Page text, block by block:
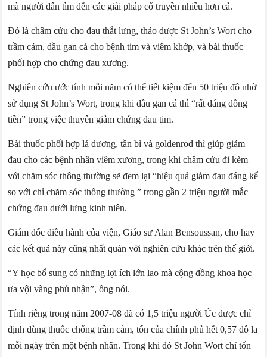
mà người dân tìm đến các giải pháp cổ truyền nhiều hơn cả.
Đó là châm cứu cho đau thắt lưng, thảo dược St John’s Wort cho
trầm cảm, dầu gan cá cho bệnh tim và viêm khớp, và bài thuốc
phối hợp cho chứng đau xương.
Nghiên cứu ước tính mỗi năm có thể tiết kiệm đến 50 triệu đô nhờ
sử dụng St John’s Wort, trong khi dầu gan cá thì “rất đáng đồng
tiền” trong việc thuyên giảm chứng đau tim.
Bài thuốc phối hợp lá dương, tần bì và goldenrod thì giúp giảm
đau cho các bệnh nhân viêm xương, trong khi châm cứu đi kèm
với chăm sóc thông thường sẽ đem lại “hiệu quả giảm đau đáng kể
so với chỉ chăm sóc thông thường ” trong gần 2 triệu người mắc
chứng đau dưới lưng kinh niên.
Giám đốc điều hành của viện, Giáo sư Alan Bensoussan, cho hay
các kết quả này cũng nhất quán với nghiên cứu khác trên thế giới.
“Y học bổ sung có những lợi ích lớn lao mà cộng đồng khoa học
ưa vội vàng phủ nhận”, ông nói.
Tính riêng trong năm 2007-08 đã có 1,5 triệu người Úc được chỉ
định dùng thuốc chống trầm cảm, tốn của chính phủ hết 0,57 đô la
mỗi ngày trên một bệnh nhân. Trong khi đó St John Wort chỉ tốn